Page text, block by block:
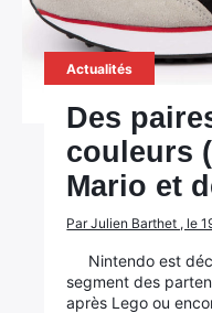
Actualités
Des
couleurs
Mario et
Par Julien Barthet , le
Nintendo est
segment des
après Lego ou